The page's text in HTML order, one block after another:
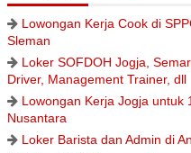
Lowongan Kerja Cook di
Sleman
Loker SOFDOH Jogja,
Driver, Management Trainer, dll
Lowongan Kerja Jogja untuk
Nusantara
Loker Barista dan Admin di